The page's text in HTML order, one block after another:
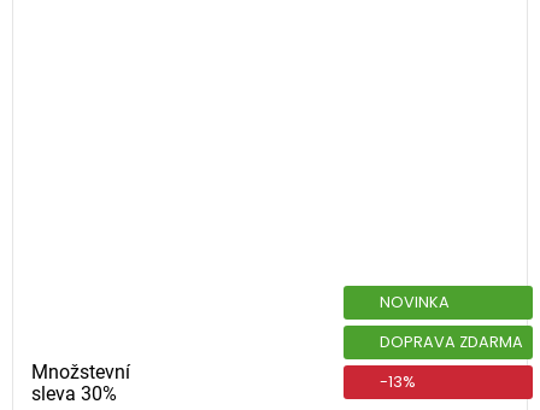
Množstevní
sleva 30%
NOVINKA
DOPRAVA ZDARMA
-13%